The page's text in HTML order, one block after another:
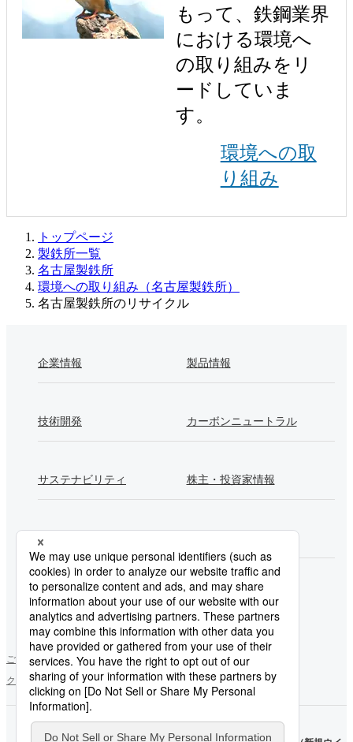
もって、鉄鋼業界
における環境へ
の取り組みをリ
ードしていま
す。
環境への取
り組み
トップページ
製鉄所一覧
名古屋製鉄所
環境への取り組み（名古屋製鉄所）
名古屋製鉄所のリサイクル
企業情報 製品情報
技術開発 カーボンニュートラル
サステナビリティ 株主・投資家情報
採用情報
製鉄所一覧
ご利用にあたってソーシャルメディアポリシー個人情報保護方針
クッキー使用についてお問い合わせサイトマップ
日本製
鉄
（新規ウ